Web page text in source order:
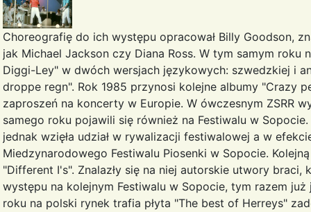
Choreografię do ich występu opracował Billy Goodson,
jak Michael Jackson czy Diana Ross. W tym samym roku
Diggi-Ley" w dwóch wersjach językowych: szwedzkiej i
droppe regn". Rok 1985 przynosi kolejne albumy "Crazy
zaproszeń na koncerty w Europie. W ówczesnym ZSRR
samego roku pojawili się również na Festiwalu w
jednak wzięła udział w rywalizacji festiwalowej a w
Miedzynarodowego Festiwalu Piosenki w Sopocie.
"Different I's". Znalazły się na niej autorskie utwory
występu na kolejnym Festiwalu w Sopocie, tym razem
roku na polski rynek trafia płyta "The best of Herreys"